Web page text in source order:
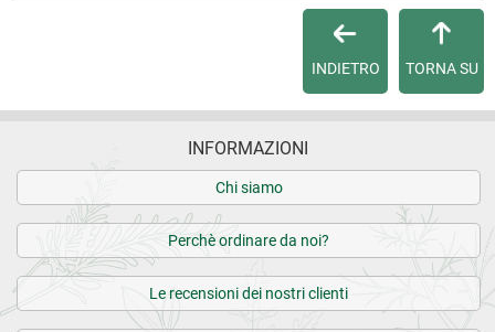
TORNA SU
INDIETRO
INFORMAZIONI
Chi siamo
Perchè ordinare da noi?
Le recensioni dei nostri clienti